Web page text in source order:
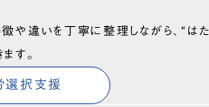
や違いを丁寧に整理しながら、“は
す。
選択支援